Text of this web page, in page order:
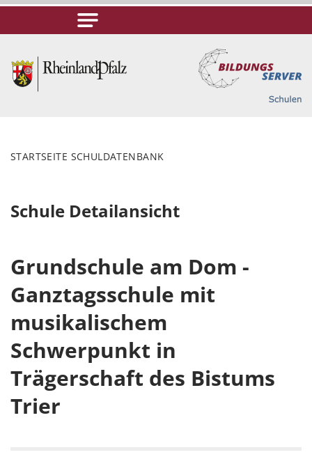
STARTSEITE SCHULDATENBANK
Schule Detailansicht
Grundschule am Dom -
Ganztagsschule mit
musikalischem
Schwerpunkt in
Trägerschaft des Bistums
Trier